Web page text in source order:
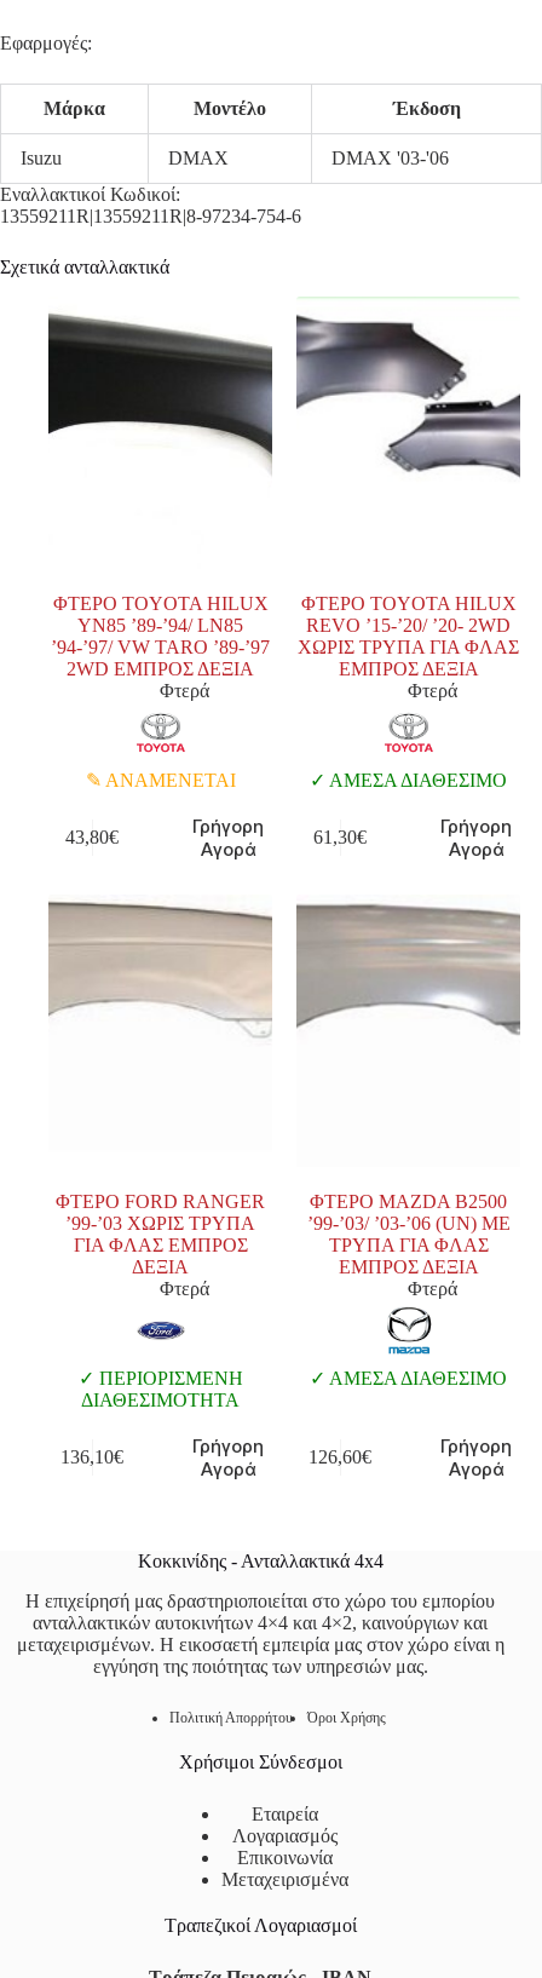
Εφαρμογές:
Μάρκα Μοντέλο Έκδοση
Isuzu DMAX
DMAX '03-'06
Εναλλακτικοί Κωδικοί:
13559211R|13559211R|8-97234-754-6
Σχετικά ανταλλακτικά
ΦΤΕΡΟ TOYOTA HILUX
YN85 ’89-’94/ LN85
’94-’97/ VW TARO ’89-’97
2WD ΕΜΠΡΟΣ ΔΕΞΙΑ
Φτερά
ΑΝΑΜΕΝΕΤΑΙ
43,80€
Γρήγορη
Αγορά
ΦΤΕΡΟ TOYOTA HILUX
REVO ’15-’20/ ’20- 2WD
ΧΩΡΙΣ ΤΡΥΠΑ ΓΙΑ ΦΛΑΣ
ΕΜΠΡΟΣ ΔΕΞΙΑ
Φτερά
ΑΜΕΣΑ ΔΙΑΘΕΣΙΜΟ
61,30€
Γρήγορη
Αγορά
ΦΤΕΡΟ FORD RANGER
’99-’03 ΧΩΡΙΣ ΤΡΥΠΑ
ΓΙΑ ΦΛΑΣ ΕΜΠΡΟΣ
ΔΕΞΙΑ
Φτερά
ΠΕΡΙΟΡΙΣΜΕΝΗ
ΔΙΑΘΕΣΙΜΟΤΗΤΑ
136,10€
Γρήγορη
Αγορά
ΦΤΕΡΟ MAZDA B2500
’99-’03/ ’03-’06 (UN) ΜΕ
ΤΡΥΠΑ ΓΙΑ ΦΛΑΣ
ΕΜΠΡΟΣ ΔΕΞΙΑ
Φτερά
ΑΜΕΣΑ ΔΙΑΘΕΣΙΜΟ
126,60€
Γρήγορη
Αγορά
Κοκκινίδης - Ανταλλακτικά 4x4
Η επιχείρησή μας δραστηριοποιείται στο χώρο του εμπορίου
ανταλλακτικών αυτοκινήτων 4×4 και 4×2, καινούργιων και
μεταχειρισμένων. Η εικοσαετή εμπειρία μας στον χώρο είναι η
εγγύηση της ποιότητας των υπηρεσιών μας.
Πολιτική Απορρήτου Όροι Χρήσης
Χρήσιμοι Σύνδεσμοι
Εταιρεία
Λογαριασμός
Επικοινωνία
Μεταχειρισμένα
Τραπεζικοί Λογαριασμοί